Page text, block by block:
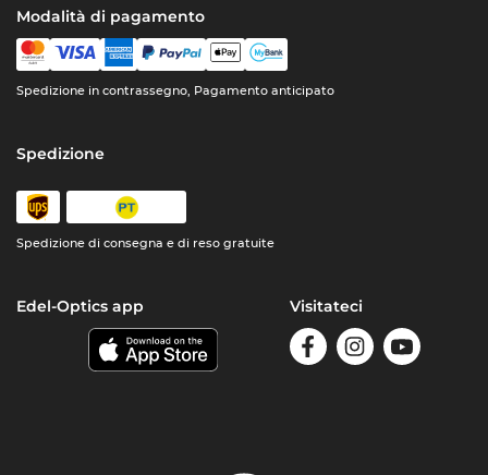
Modalità di pagamento
Spedizione in contrassegno, Pagamento anticipato
Spedizione
Spedizione di consegna e di reso gratuite
Edel-Optics app Visitateci